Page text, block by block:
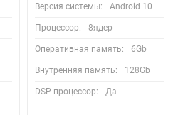
Версия системы: Android 10
Процессор: 8ядер
Оперативная память: 6Gb
Внутренняя память: 128Gb
DSP процессор: Да